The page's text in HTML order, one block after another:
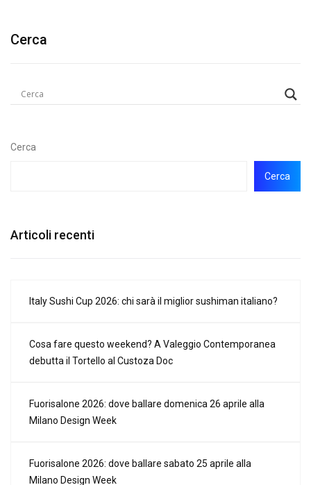
Cerca
Cerca
Cerca
Articoli recenti
Italy Sushi Cup 2026: chi sarà il miglior sushiman italiano?
Cosa fare questo weekend? A Valeggio Contemporanea
debutta il Tortello al Custoza Doc
Fuorisalone 2026: dove ballare domenica 26 aprile alla
Milano Design Week
Fuorisalone 2026: dove ballare sabato 25 aprile alla
Milano Design Week